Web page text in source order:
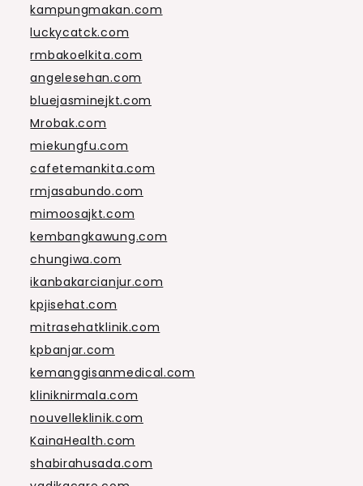
kampungmakan.com
luckycatck.com
rmbakoelkita.com
angelesehan.com
bluejasminejkt.com
Mrobak.com
miekungfu.com
cafetemankita.com
rmjasabundo.com
mimoosajkt.com
kembangkawung.com
chungiwa.com
ikanbakarcianjur.com
kpjisehat.com
mitrasehatklinik.com
kpbanjar.com
kemanggisanmedical.com
kliniknirmala.com
nouvelleklinik.com
KainaHealth.com
shabirahusada.com